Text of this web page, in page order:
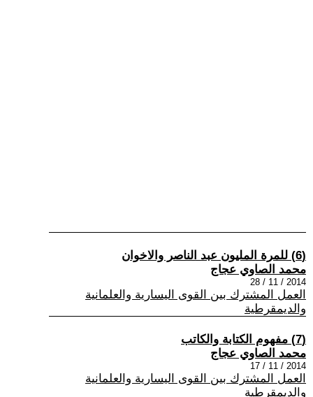
(6) للمرة المليون عبد الناصر والاخوان
محمد الصاوي عجاج
2014 / 11 / 28
العمل المشترك بين القوى اليسارية والعلمانية
والديمقرطية
(7) مفهوم الكتابة والكاتب
محمد الصاوي عجاج
2014 / 11 / 17
العمل المشترك بين القوى اليسارية والعلمانية
والديمقرطية